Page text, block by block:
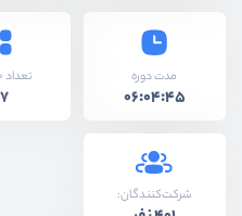
مدت دوره
06:04:45
شرکت‌کنندگان: